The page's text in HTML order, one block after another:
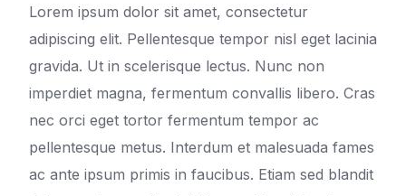
Lorem ipsum dolor sit amet, consectetur
adipiscing elit. Pellentesque tempor nisl eget lacinia
gravida. Ut in scelerisque lectus. Nunc non
imperdiet magna, fermentum convallis libero. Cras
nec orci eget tortor fermentum tempor ac
pellentesque metus. Interdum et malesuada fames
ac ante ipsum primis in faucibus. Etiam sed blandit